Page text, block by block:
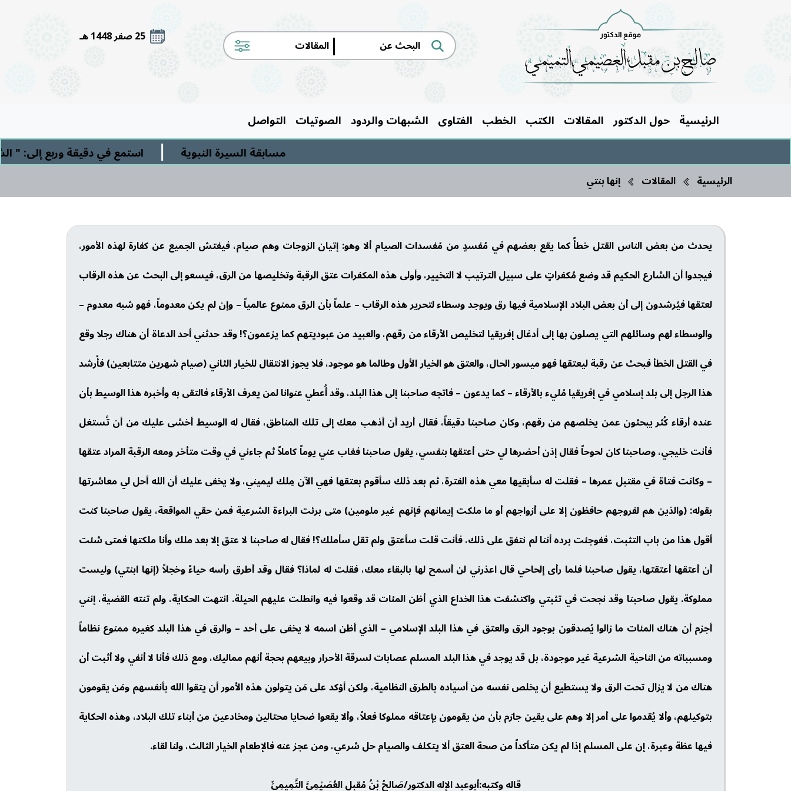
| 25 صفر 1448 هـ
الرئيسية حول الدكتور المقالات الكتب الخطب الفتاوى الشبهات والردود الصوتيات التواصل
مسابقة السيرة النبوية
| استمع في دقيقة وربع إلى: "
الرئيسية المقالات إنها بنتي
يحدث من بعض الناس القتل خطأً كما يقع بعضهم في مُفسدٍ من مُفسدات الصيام ألا وهو: إتيان الزوجات وهم صيام، فيفتش الجميع عن كفارة لهذه الأمور،
فيجدوا أن الشارع الحكيم قد وضع مُكفراتٍ على سبيل الترتيب لا التخيير، وأولى هذه المكفرات عتق الرقبة وتخليصها من الرق، فيسعو إلى البحث عن هذه الرقاب
لعتقها فيُرشدون إلى أن بعض البلاد الإسلامية فيها رق ويوجد وسطاء لتحرير هذه الرقاب – علماً بأن الرق ممنوع عالمياً – وإن لم يكن معدوماً، فهو شبه معدوم –
والوسطاء لهم وسائلهم التي يصلون بها إلى أدغال إفريقيا لتخليص الأرقاء من رقهم، والعبيد من عبوديتهم كما يزعمون؟! وقد حدثني أحد الدعاة أن هناك رجلا وقع
في القتل الخطأ فبحث عن رقبة ليعتقها فهو ميسور الحال، والعتق هو الخيار الأول وطالما هو موجود، فلا يجوز الانتقال للخيار الثاني (صيام شهرين متتابعين) فأُرشد
هذا الرجل إلى بلد إسلامي في إفريقيا مُليء بالأرقاء – كما يدعون – فاتجه صاحبنا إلى هذا البلد، وقد أُعطي عنوانا لمن يعرف الأرقاء فالتقى به وأخبره هذا الوسيط بأن
عنده أرقاء كُثر يبحثون عمن يخلصهم من رقهم، وكان صاحبنا دقيقاً، فقال أريد أن أذهب معك إلى تلك المناطق، فقال له الوسيط أخشى عليك من أن تُستغل
فأنت خليجي، وصاحبنا كان لحوحاً فقال إذن أحضرها لي حتى أعتقها بنفسي، يقول صاحبنا فغاب عني يوماً كاملاً ثم جاءني في وقت متأخر ومعه الرقبة المراد عتقها
– وكانت فتاة في مقتبل عمرها – فقلت له سأبقيها معي هذه الفترة، ثم بعد ذلك سأقوم بعتقها فهي الآن مِلك ليميني، ولا يخفى عليك أن الله أحل لي معاشرتها
بقوله: (والذين هم لفروجهم حافظون إلا على أزواجهم أو ما ملكت إيمانهم فإنهم غير ملومين) متى برئت البراءة الشرعية فمن حقي المواقعة، يقول صاحبنا كنت
أقول هذا من باب التثبت، ففوجئت برده أننا لم نتفق على ذلك، فأنت قلت سأعتق ولم تقل سأملك؟! فقال له صاحبنا لا عتق إلا بعد ملك وأنا ملكتها فمتى شئت
أن أعتقها أعتقتها، يقول صاحبنا فلما رأى إلحاحي قال اعذرني لن أسمح لها بالبقاء معك، فقلت له لماذا؟ فقال وقد أطرق رأسه حياءً وخجلاً (إنها ابنتي) وليست
مملوكة. يقول صاحبنا وقد نجحت في تثبتي واكتشفت هذا الخداع الذي أظن المئات قد وقعوا فيه وانطلت عليهم الحيلة. انتهت الحكاية، ولم تنته القضية، إنني
أجزم أن هناك المئات ما زالوا يُصدقون بوجود الرق والعتق في هذا البلد الإسلامي – الذي أظن اسمه لا يخفى على أحد – والرق في هذا البلد كغيره ممنوع نظاماً
ومسبباته من الناحية الشرعية غير موجودة، بل قد يوجد في هذا البلد المسلم عصابات لسرقة الأحرار وبيعهم بحجة أنهم مماليك، ومع ذلك فأنا لا أنفي ولا أثبت أن
هناك من لا يزال تحت الرق ولا يستطيع أن يخلص نفسه من أسياده بالطرق النظامية، ولكن أؤكد على مَن يتولون هذه الأمور أن يتقوا الله بأنفسهم ومَن يقومون
بتوكيلهم، وألا يُقدموا على أمر إلا وهم على يقين جازم بأن من يقومون بإعتاقه مملوكا فعلاً، وألا يقعوا ضحايا محتالين ومخادعين من أبناء تلك البلاد، وهذه الحكاية
فيها عظة وعبرة، إن على المسلم إذا لم يكن متأكداً من صحة العتق ألا يتكلف والصيام حل شرعي، ومن عجز عنه فالإطعام الخيار الثالث، ولنا لقاء.
قاله وكتبه:أبوعبد الإله الدكتور/صَالحُ بْنُ مُقبِلٍ العُصَيْمِيَّ التَّمِيمِيِّ